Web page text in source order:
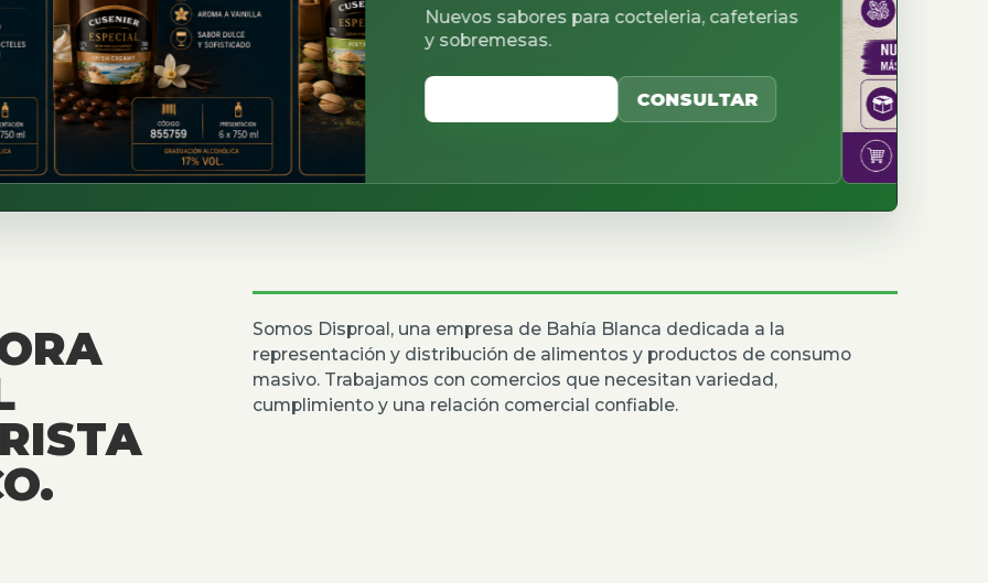
Nuevos sabores para cocteleria, cafeterias
y sobremesas.
VER CATALOGO
Somos Disproal, una empresa de Bahía Blanca dedicada a la
representación y distribución de alimentos y productos de consumo
masivo. Trabajamos con comercios que necesitan variedad,
cumplimiento y una relación comercial confiable.